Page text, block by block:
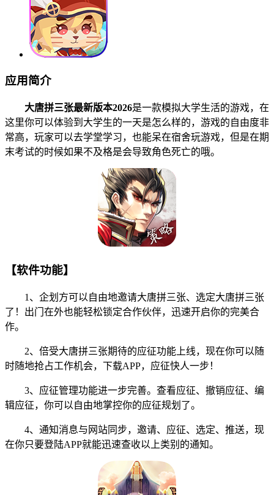
应用简介
大唐拼三张最新版本2026是一款模拟大学生活的游戏，在
这里你可以体验到大学生的一天是怎么样的，游戏的自由度非
常高，玩家可以去学堂学习，也能呆在宿舍玩游戏，但是在期
末考试的时候如果不及格是会导致角色死亡的哦。
【软件功能】
1、企划方可以自由地邀请大唐拼三张、选定大唐拼三张
了！出门在外也能轻松锁定合作伙伴，迅速开启你的完美合
作。
2、倍受大唐拼三张期待的应征功能上线，现在你可以随
时随地抢占工作机会，下载APP，应征快人一步！
3、应征管理功能进一步完善。查看应征、撤销应征、编
辑应征，你可以自由地掌控你的应征规划了。
4、通知消息与网站同步，邀请、应征、选定、推送，现
在你只要登陆APP就能迅速查收以上类别的通知。